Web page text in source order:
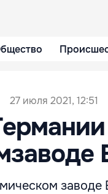
27 июля 2021, 12:51
заводе